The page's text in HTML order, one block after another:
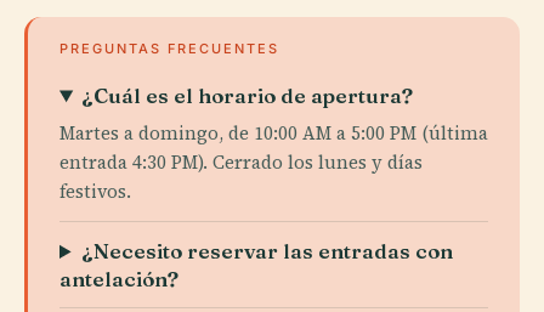
PREGUNTAS FRECUENTES
¿Cuál es el horario de apertura?
Martes a domingo, de 10:00 AM a 5:00 PM (última
entrada 4:30 PM). Cerrado los lunes y días
festivos.
¿Necesito reservar las entradas con
antelación?